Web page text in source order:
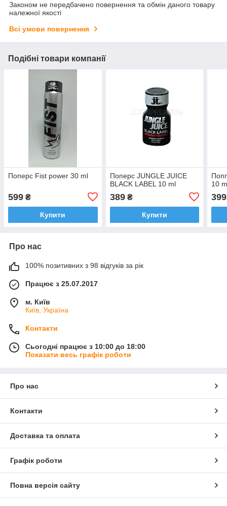
Законом не передбачено повернення та обмін даного товару
належної якості
Всі умови повернення
Подібні товари компанії
Поперс Fist power 30 ml
599 ₴
Купити
Поперс JUNGLE JUICE
BLACK LABEL 10 ml
389₴
Купити
10
399
Про нас
100% позитивних з 98 відгуків за рік
Працює з 25.07.2017
м. Київ
Київ, Україна
Контакти
Сьогодні працює з 10:00 до 18:00
Показати весь графік роботи
Про нас
Контакти
Доставка та оплата
Графік роботи
Повна версія сайту